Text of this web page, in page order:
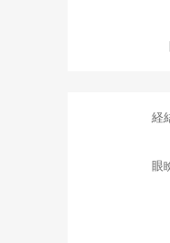
経
眼